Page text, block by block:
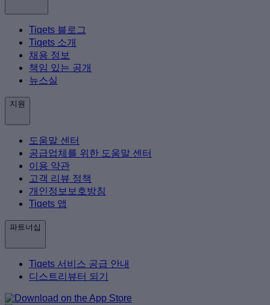
Tiqets 블로그
Tiqets 소개
채용 정보
책임 있는 공개
뉴스실
지원
도움말 센터
공급업체를 위한 도움말 센터
이용 약관
고객 리뷰 정책
개인정보보호방침
Tiqets 앱
파트너십
Tiqets 서비스 공급 안내
디스트리뷰터 되기